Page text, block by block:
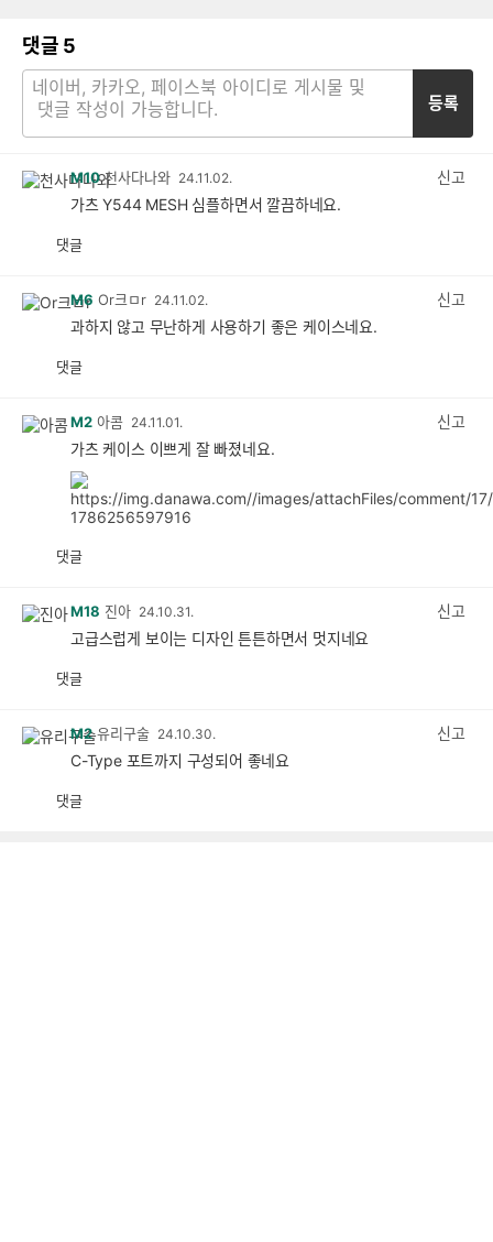
댓글 5
등록
M10 천사다나와 24.11.02.
신고
가츠 Y544 MESH 심플하면서 깔끔하네요.
댓글
M6 Or크ㅁr 24.11.02.
신고
과하지 않고 무난하게 사용하기 좋은 케이스네요.
댓글
M2 아콤 24.11.01.
신고
가츠 케이스 이쁘게 잘 빠졌네요.
댓글
M18 진아 24.10.31.
신고
고급스럽게 보이는 디자인 튼튼하면서 멋지네요
댓글
M2 유리구술 24.10.30.
신고
C-Type 포트까지 구성되어 좋네요
댓글